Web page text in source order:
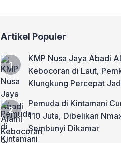
Artikel Populer
KMP Nusa Jaya Abadi
Kebocoran di Laut,
Klungkung Percepat
Pemuda di Kintamani
110 Juta, Dibelikan
Sembunyi Dikamar